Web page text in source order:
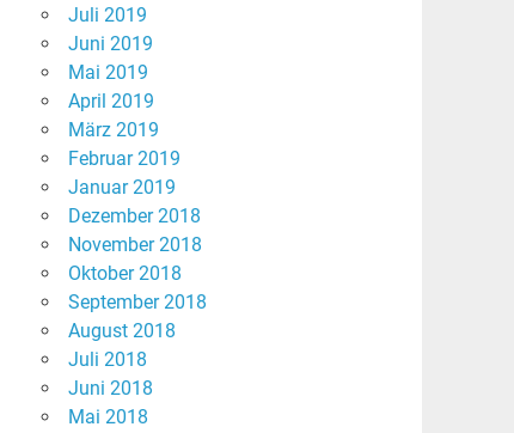
Juli 2019
Juni 2019
Mai 2019
April 2019
März 2019
Februar 2019
Januar 2019
Dezember 2018
November 2018
Oktober 2018
September 2018
August 2018
Juli 2018
Juni 2018
Mai 2018